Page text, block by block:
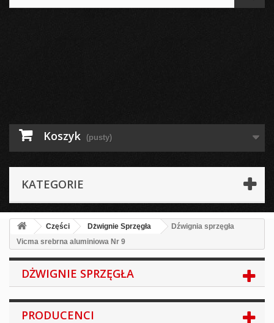
Koszyk (pusty)
KATEGORIE
Części Dżwignie Sprzęgła
Dźwignia sprzęgła
Vicma srebrna aluminiowa Nr 9
DŻWIGNIE SPRZĘGŁA
PRODUCENCI